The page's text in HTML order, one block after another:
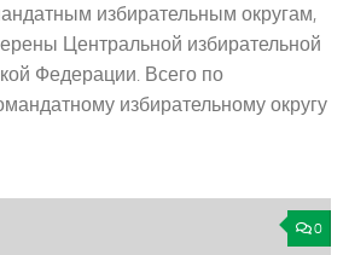
избирательным округам,
Центральной избирательной
Федерации. Всего по
избирательному округу
0